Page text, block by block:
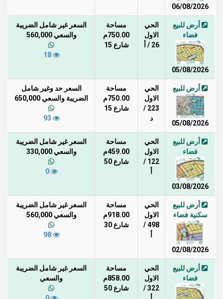
06/08/2026
أرض للبيع
فضاء
05/08/2026
الحي
الاول
26 / أ
مساحة
750.00م
شارع 15
السعر غير شامل الضريبة
والسعي 560,000
18
أرض للبيع
05/08/2026
الحي
الاول
223 /
د
مساحة
750.00م
شارع 15
السعر حد وغير شامل
الضريبة والسعي 650,000
أرض للبيع
فضاء
03/08/2026
الحي
الاول
122 /
مساحة
459.00م
شارع 50
السعر غير شامل الضريبة
والسعي 330,000
0
أرض للبيع
سكنية فضاء
02/08/2026
الحي
الاول
498 /
مساحة
918.00م
شارع 30
السعر غير شامل الضريبة
والسعي 560,000
98
أرض للبيع
فضاء
الحي
الاول
322 /
مساحة
858.00م
شارع 50
السعر غير شامل الضريبة
والسعي